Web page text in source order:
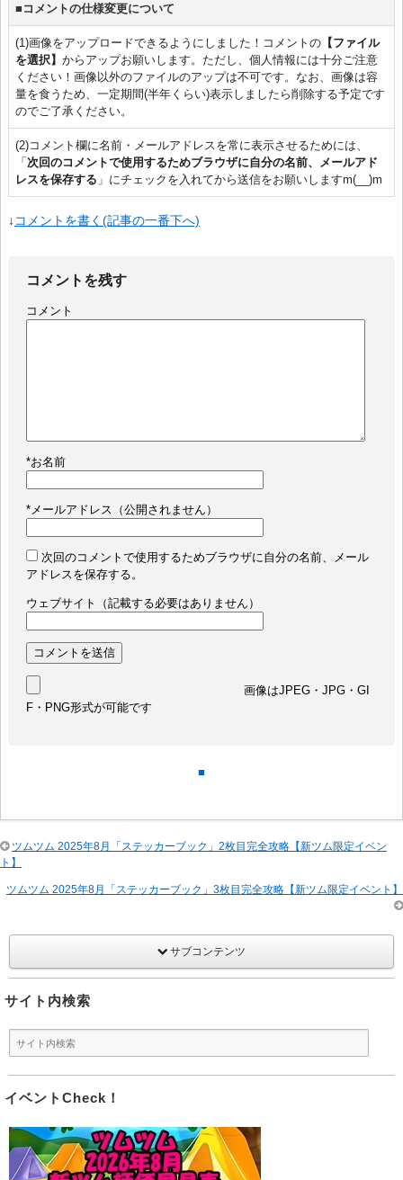
■コメントの仕様変更について
(1)画像をアップロードできるようにしました！コメントの【ファイル
を選択】 からアップお願いします。ただし、個人情報には十分ご注意
ください！画像以外のファイルのアップは不可です。なお、画像は容
量を食うため、一定期間(半年くらい)表示しましたら削除する予定です
のでご了承ください。
(2)コメント欄に名前・メールアドレスを常に表示させるためには、
「 次回のコメントで使用するためブラウザに自分の名前、メールアド
レスを保存する 」にチェックを入れてから送信をお願いしますm(__)m
↓ コメントを書く(記事の一番下へ)
コメントを残す
コメント
*お名前
*メールアドレス（公開されません）
次回のコメントで使用するためブラウザに自分の名前、メール
アドレスを保存する。
ウェブサイト（記載する必要はありません）
画像はJPEG・JPG・GI
F・PNG形式が可能です
■
ツムツム 2025年8月「ステッカーブック」2枚目完全攻略【新ツム限定イベン
ト】
ツムツム 2025年8月「ステッカーブック」3枚目完全攻略【新ツム限定イベント】
サブコンテンツ
サイト内検索
イベントCheck！